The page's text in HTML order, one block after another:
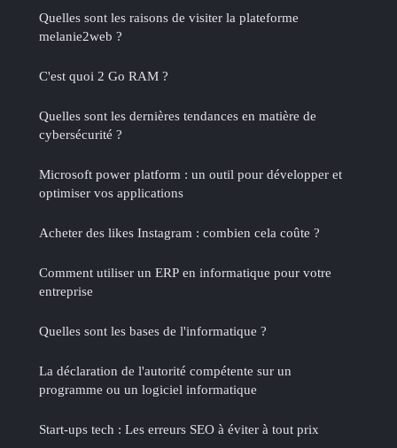
Quelles sont les raisons de visiter la plateforme
melanie2web ?
C'est quoi 2 Go RAM ?
Quelles sont les dernières tendances en matière de
cybersécurité ?
Microsoft power platform : un outil pour développer et
optimiser vos applications
Acheter des likes Instagram : combien cela coûte ?
Comment utiliser un ERP en informatique pour votre
entreprise
Quelles sont les bases de l'informatique ?
La déclaration de l'autorité compétente sur un
programme ou un logiciel informatique
Start-ups tech : Les erreurs SEO à éviter à tout prix